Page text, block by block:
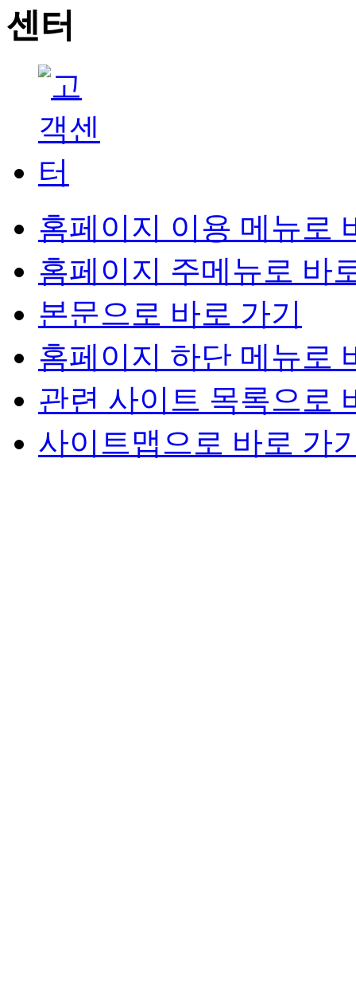
홈페이지 이용 메뉴로
홈페이지 주메뉴로 바
본문으로 바로 가기
홈페이지 하단 메뉴로
관련 사이트 목록으로
사이트맵으로 바로 가